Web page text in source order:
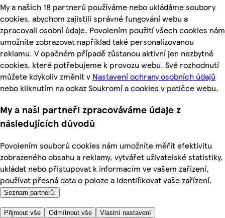
My a našich 18 partnerů používáme nebo ukládáme soubory
cookies, abychom zajistili správné fungování webu a
zpracovali osobní údaje. Povolením použití všech cookies nám
umožníte zobrazovat například také personalizovanou
reklamu. V opačném případě zůstanou aktivní jen nezbytné
cookies, které potřebujeme k provozu webu. Své rozhodnutí
můžete kdykoliv změnit v Nastavení ochrany osobních údajů
nebo kliknutím na odkaz Soukromí a cookies v patičce webu.
My a naši partneři zpracováváme údaje z
následujících důvodů
Povolením souborů cookies nám umožníte měřit efektivitu
zobrazeného obsahu a reklamy, vytvářet uživatelské statistiky,
ukládat nebo přistupovat k informacím ve vašem zařízení,
používat přesná data o poloze a identifikovat vaše zařízení.
Seznam partnerů.
Přijmout vše Odmítnout vše Vlastní nastavení